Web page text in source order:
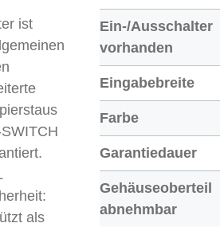
ist
als
Ein-/Ausschalter
vorhanden
Eingabebreite
Farbe
Garantiedauer
Gehäuseoberteil
abnehmbar